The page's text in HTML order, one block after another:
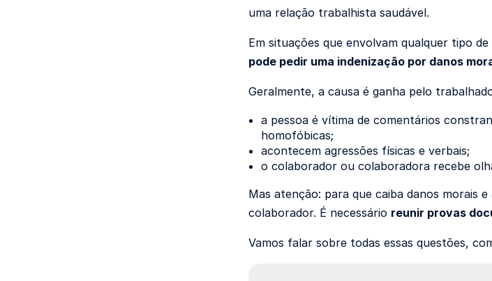
uma relação trabalhista saudável.
Em situações que envolvam qualquer tipo
pode pedir uma indenização por danos
Geralmente, a causa é ganha pelo
a pessoa é vítima de comentários
homofóbicas;
acontecem agressões físicas e verbais;
o colaborador ou colaboradora recebe
Mas atenção: para que caiba danos morais
colaborador. É necessário reunir provas
Vamos falar sobre todas essas questões,